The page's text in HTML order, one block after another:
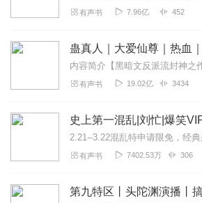
有声书 7.96亿 452
有声书 19.02亿 3434
史上第一混乱|刘忙|爆笑
有声书 7402.53万 306